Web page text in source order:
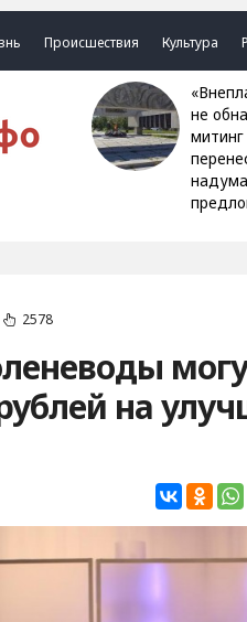
Происшествия Культура
«Внеплановых работ»
не
2578
на